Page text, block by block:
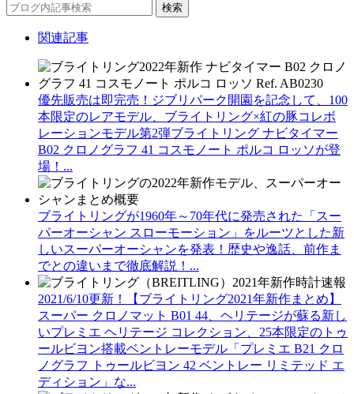
検索
関連記事
優先販売は即完売！ジブリパーク開園を記念して、100
本限定のレアモデル、ブライトリング×紅の豚コレボ
レーションモデル第2弾ブライトリング ナビタイマー
B02 クロノグラフ 41 コスモノート ポルコ ロッソが登
場！...
ブライトリングが1960年～70年代に発売された「スー
パーオーシャン スローモーション」をルーツとした新
しいスーパーオーシャンを発表！歴史や逸話、前作ま
でとの違いまで徹底解説！...
2021/6/10更新！【ブライトリング2021年新作まとめ】
スーパー クロノマット B01 44、ヘリテージが蘇る新し
いプレミエ ヘリテージ コレクション、25本限定のトゥ
ールビヨン搭載ベントレーモデル「プレミエ B21 クロ
ノグラフ トゥールビヨン 42 ベントレー リミテッド エ
ディション」な...